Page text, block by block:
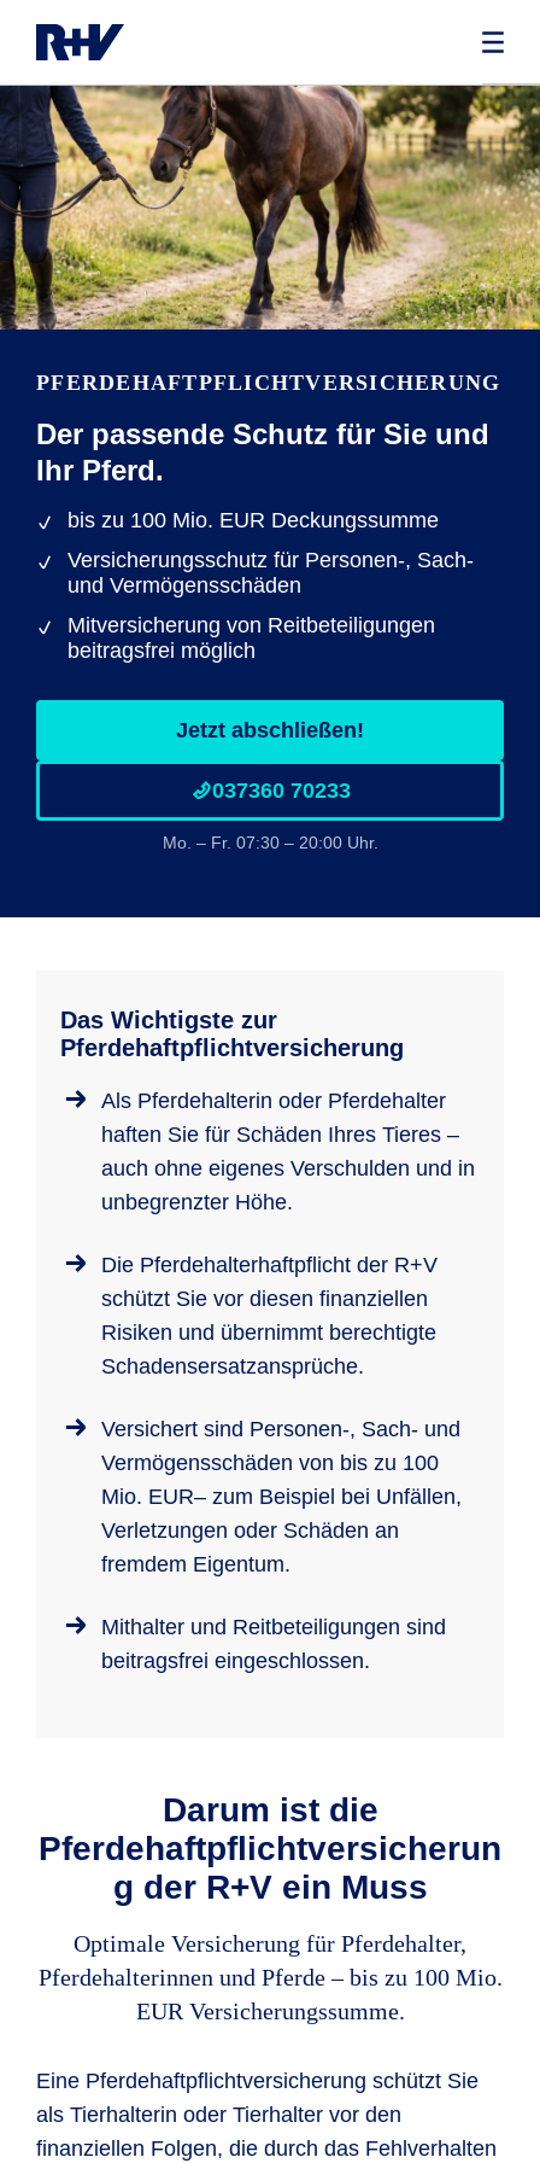
PFERDEHAFTPFLICHTVERSICHERUNG
Der passende Schutz für Sie und
Ihr Pferd.
bis zu 100 Mio. EUR Deckungssumme
Versicherungsschutz für Personen-, Sach-
und Vermögensschäden
Mitversicherung von Reitbeteiligungen
beitragsfrei möglich
Jetzt abschließen!
037360 70233
Mo. – Fr. 07:30 – 20:00 Uhr.
Das Wichtigste zur
Pferdehaftpflichtversicherung
Als Pferdehalterin oder Pferdehalter
haften Sie für Schäden Ihres Tieres –
auch ohne eigenes Verschulden und in
unbegrenzter Höhe.
Die Pferdehalterhaftpflicht der R+V
schützt Sie vor diesen finanziellen
Risiken und übernimmt berechtigte
Schadensersatzansprüche.
Versichert sind Personen-, Sach- und
Vermögensschäden von bis zu 100
Mio. EUR– zum Beispiel bei Unfällen,
Verletzungen oder Schäden an
fremdem Eigentum.
Mithalter und Reitbeteiligungen sind
beitragsfrei eingeschlossen.
Darum ist die
Pferdehaftpflichtversicherun
g der R+V ein Muss
Optimale Versicherung für Pferdehalter,
Pferdehalterinnen und Pferde – bis zu 100 Mio.
EUR Versicherungssumme.
Eine Pferdehaftpflichtversicherung schützt Sie
als Tierhalterin oder Tierhalter vor den
finanziellen Folgen, die durch das Fehlverhalten